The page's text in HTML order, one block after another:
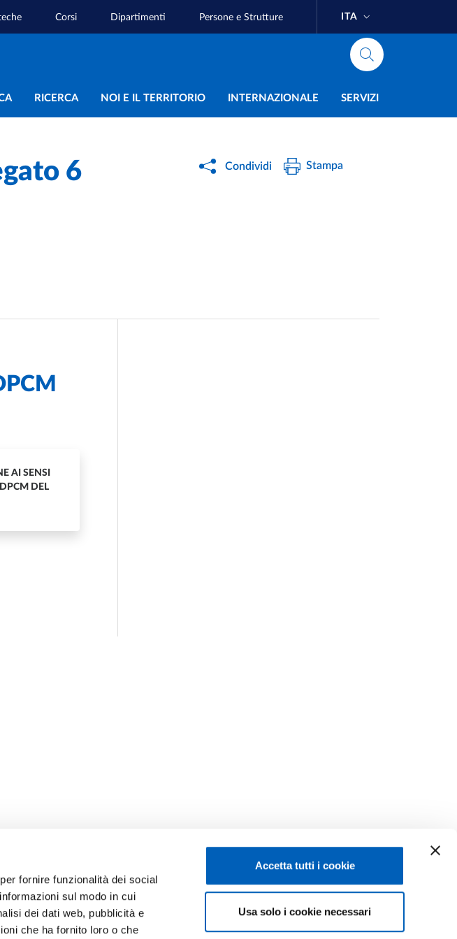
fornire funzionalità dei social
sul modo in cui
dei dati web, pubblicità e
che ha fornito loro o che
Accetta tutti i cookie
Usa solo i cookie necessari
Corsi Dipartimenti Persone e Strutture ITA
principale
RICERCA NOI E IL TERRITORIO INTERNAZIONALE SERVIZI
6
Condividi Stampa
AI SENSI
DEL
Facebook Linkedin